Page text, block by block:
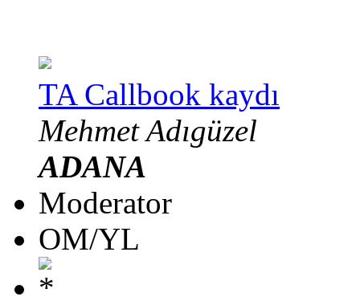
TA Callbook kaydı
Mehmet Adıgüzel
ADANA
Moderator
OM/YL